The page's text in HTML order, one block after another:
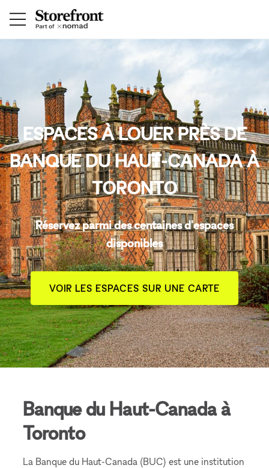
ESPACES À LOUER PRÈS DE
BANQUE DU HAUT-CANADA À
TORONTO
Réservez parmi des centaines d'espaces
disponibles
VOIR LES ESPACES SUR UNE CARTE
Banque du Haut-Canada à
Toronto
La Banque du Haut-Canada (BUC) est une institution